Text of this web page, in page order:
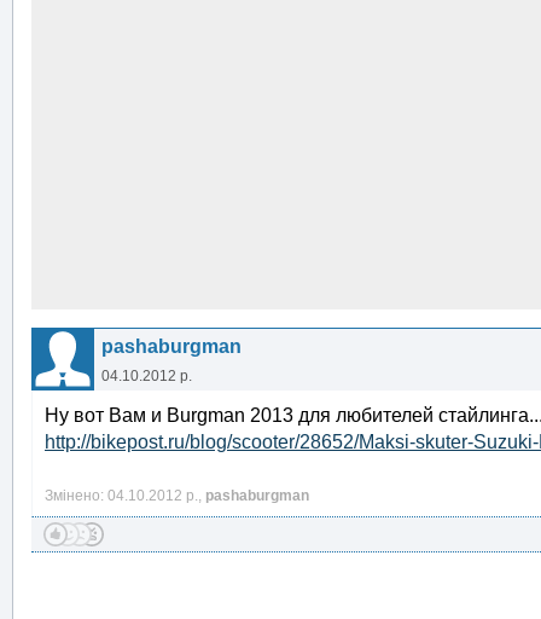
pashaburgman
04.10.2012 р.
Ну вот Вам и Burgman 2013 для любителей
http://bikepost.ru/blog/scooter/28652/Maksi-skuter-
Змінено: 04.10.2012 р., pashaburgman